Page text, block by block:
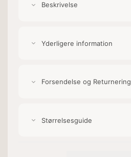
Beskrivelse
Yderligere information
Forsendelse og Returnering
Størrelsesguide